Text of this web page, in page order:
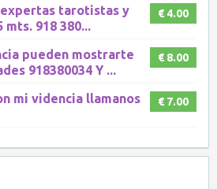
€ 4.00
tarotistas y
918 380...
€ 8.00
pueden mostrarte
918380034 Y ...
€ 7.00
mi videncia llamanos